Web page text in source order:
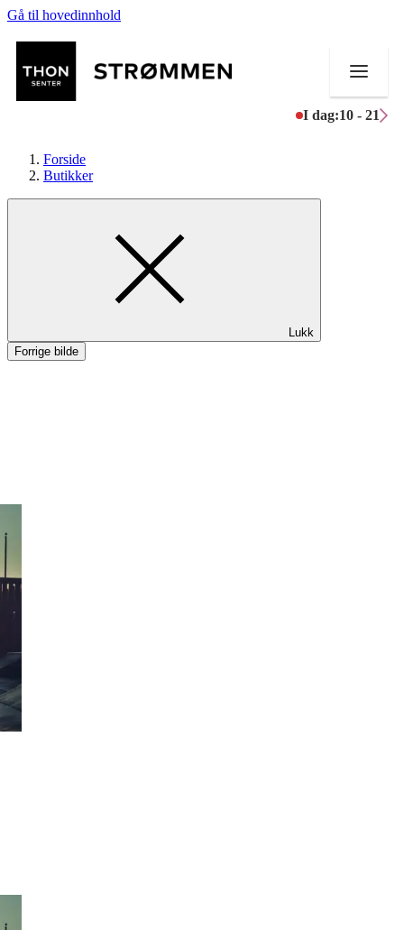
Gå til hovedinnhold
I dag:10 - 21
Mat og drikke
Aktiviteter
Forside
Butikker
Lukk
Forrige bilde